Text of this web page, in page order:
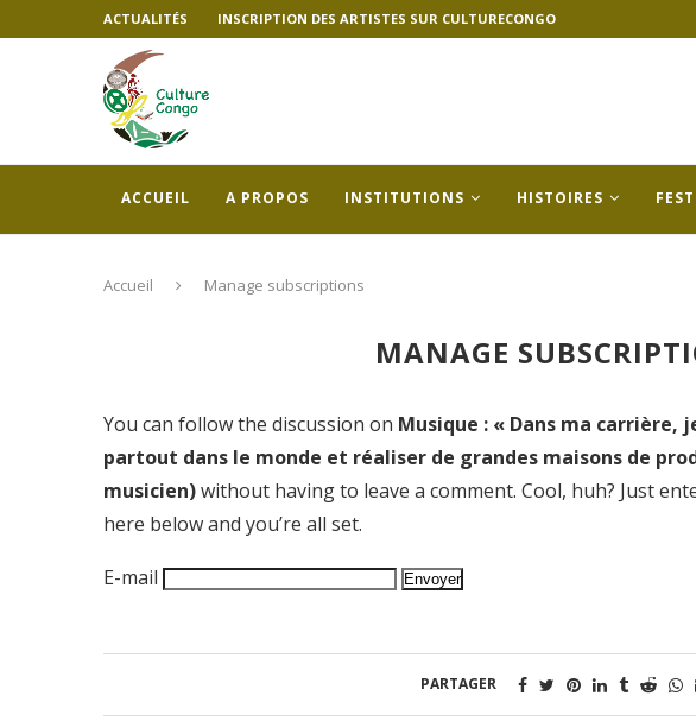
ACTUALITÉS INSCRIPTION DES ARTISTES SUR CULTURECONGO
ACCUEIL A PROPOS INSTITUTIONS HISTOIRES
Accueil Manage subscriptions
MANAGE
You can follow the discussion on Musique : « Dans ma carrière,
partout dans le monde et réaliser de grandes maisons de
musicien)without having to leave a comment. Cool, huh? Just
here below and you’re all set.
E-mail
PARTAGER